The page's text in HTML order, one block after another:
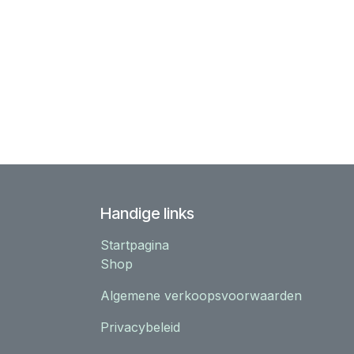
Handige links
Startpagina
Shop
Algemene verkoopsvoorwaarden
Privacybeleid